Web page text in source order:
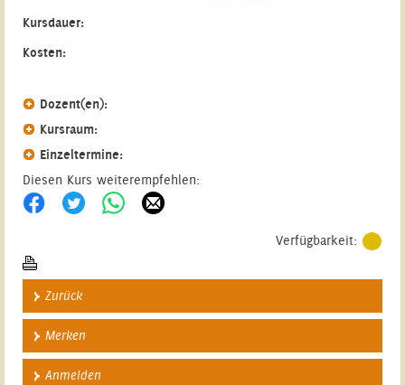
Kursdauer:
Kosten:
Dozent(en):
Kursraum:
Einzeltermine:
Diesen Kurs weiterempfehlen:
Verfügbarkeit:
Zurück
Merken
Anmelden